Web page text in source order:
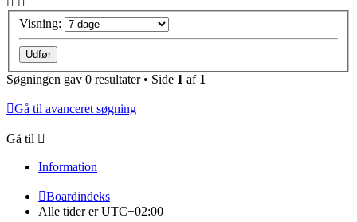
Visning:
Søgningen gav 0 resultater • Side 1 af 1
Gå til avanceret søgning
Gå til
Information
Boardindeks
Alle tider erUTC+02:00